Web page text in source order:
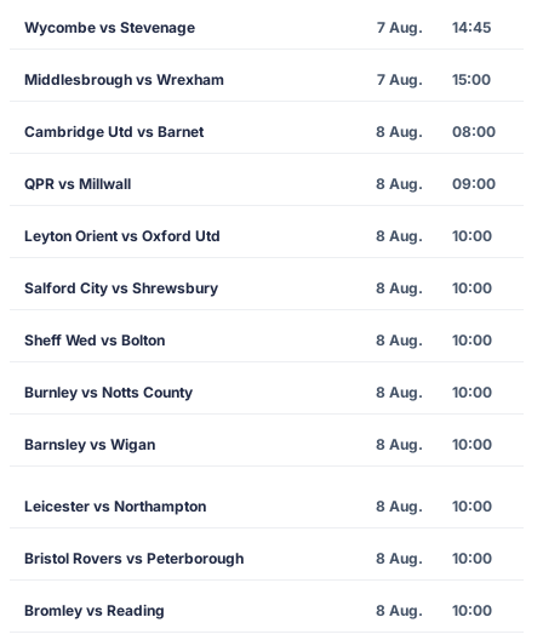
Wycombe vs Stevenage 7 Aug. 14:45
Middlesbrough vs Wrexham 7 Aug. 15:00
Cambridge Utd vs Barnet 8 Aug. 08:00
QPR vs Millwall 8 Aug. 09:00
Leyton Orient vs Oxford Utd 8 Aug. 10:00
Salford City vs Shrewsbury 8 Aug. 10:00
Sheff Wed vs Bolton 8 Aug. 10:00
Burnley vs Notts County 8 Aug. 10:00
Barnsley vs Wigan 8 Aug. 10:00
Leicester vs Northampton 8 Aug. 10:00
Bristol Rovers vs Peterborough 8 Aug. 10:00
Bromley vs Reading 8 Aug. 10:00